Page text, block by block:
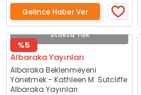
Gelince Haber Ver
Stokta Yok
%5
Albaraka Yayınları
Albaraka Beklenmeyeni
Yönetmek - Kathleen M. Sutcliffe
Albaraka Yayınları